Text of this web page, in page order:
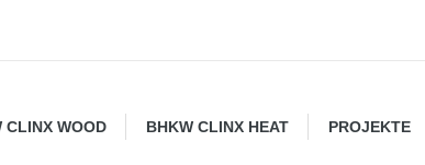
CLINX WOOD BHKW CLINX HEAT PROJEKTE